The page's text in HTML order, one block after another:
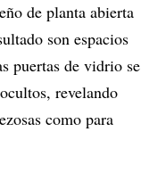
de planta abierta
son espacios
puertas de vidrio se
revelando
como para